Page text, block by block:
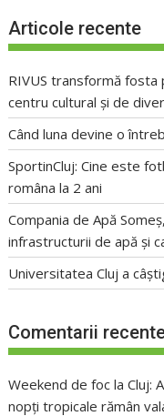
Articole recente
RIVUS transformă fosta
centru cultural și de
Când luna devine o
SportinCluj: Cine este
româna la 2 ani
Compania de Apă
infrastructurii de apă și
Universitatea Cluj a
Comentarii
Weekend de foc la Cluj:
nopți tropicale rămân